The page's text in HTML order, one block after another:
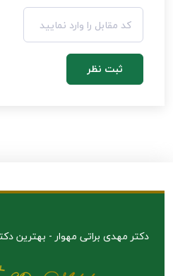
ثبت نظر
دکتر مهدی براتی مهوار - بهترین